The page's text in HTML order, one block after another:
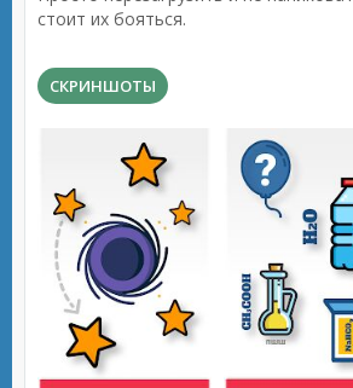
стоит их бояться.
СКРИНШОТЫ